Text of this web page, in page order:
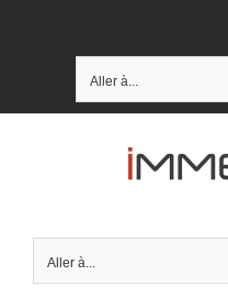
Aller à...
Aller à...